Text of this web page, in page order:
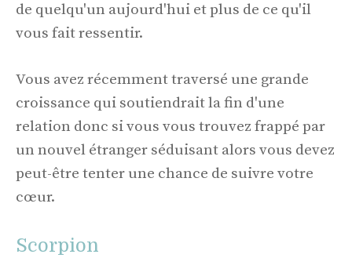
de quelqu'un aujourd'hui et plus de ce qu'il
vous fait ressentir.
Vous avez récemment traversé une grande
croissance qui soutiendrait la fin d'une
relation donc si vous vous trouvez frappé par
un nouvel étranger séduisant alors vous devez
peut-être tenter une chance de suivre votre
cœur.
Scorpion